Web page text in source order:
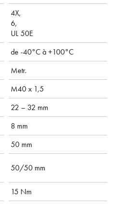
4X,
6,
UL 50E
de -40°C à +100°C
Metr.
M40 x 1,5
22 – 32 mm
8 mm
50 mm
50/50 mm
15 Nm